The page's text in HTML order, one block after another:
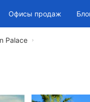
Офисы продаж
Palace